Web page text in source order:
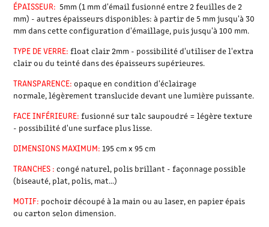
ÉPAISSEUR: 5mm (1 mm d'émail fusionné entre 2 feuilles de 2
mm) - autres épaisseurs disponibles: à partir de 5 mm jusqu'à 30
mm dans cette configuration d'émaillage, puis jusqu'à 100 mm.
TYPE DE VERRE: float clair 2mm - possibilité d'utiliser de l'extra
clair ou du teinté dans des épaisseurs supérieures.
TRANSPARENCE: opaque en condition d'éclairage
normale, légèrement translucide devant une lumière puissante.
FACE INFÉRIEURE:fusionné sur talc saupoudré = légère texture
- possibilité d'une surface plus lisse.
DIMENSIONS MAXIMUM:195 cm x 95 cm
TRANCHES :congé naturel, polis brillant - façonnage possible
(biseauté, plat, polis, mat...)
MOTIF: pochoir découpé à la main ou au laser, en papier épais
ou carton selon dimension.